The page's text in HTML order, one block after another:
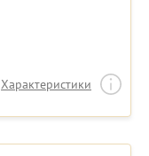
Характеристики